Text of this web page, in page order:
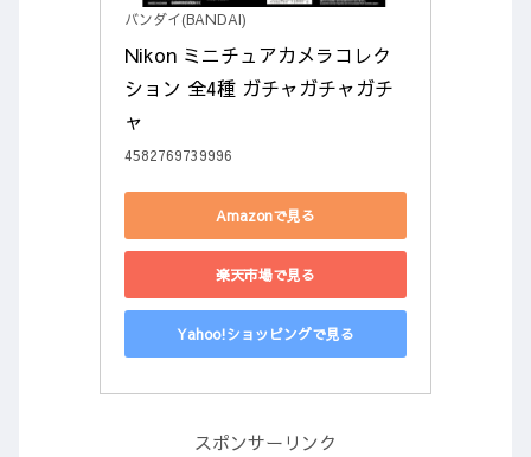
バンダイ(BANDAI)
Nikon ミニチュアカメラコレク
ション 全4種 ガチャガチャガチ
ャ
4582769739996
Amazonで見る
楽天市場で見る
Yahoo!ショッピングで見る
スポンサーリンク